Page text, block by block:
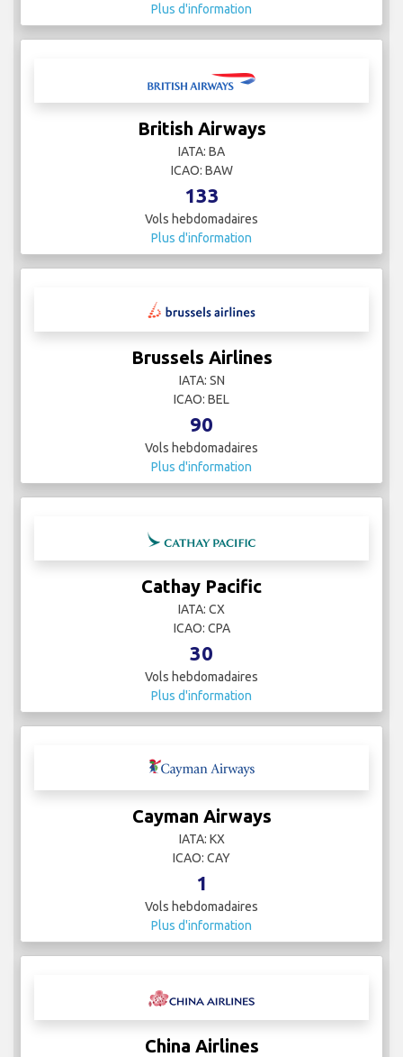
Plus d'information
British Airways
IATA: BA
ICAO: BAW
133
Vols hebdomadaires
Plus d'information
Brussels Airlines
IATA: SN
ICAO: BEL
90
Vols hebdomadaires
Plus d'information
Cathay Pacific
IATA: CX
ICAO: CPA
30
Vols hebdomadaires
Plus d'information
Cayman Airways
IATA: KX
ICAO: CAY
1
Vols hebdomadaires
Plus d'information
China Airlines